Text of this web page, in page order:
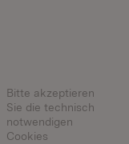
Bitte akzeptieren
Sie die technisch
notwendigen
Cookies